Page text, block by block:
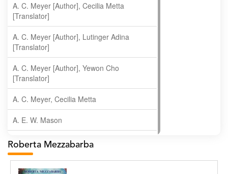
A. C. Meyer [Author], Cecilia Metta
[Translator]
A. C. Meyer [Author], Lutinger Adina
[Translator]
A. C. Meyer [Author], Yewon Cho
[Translator]
A. C. Meyer, Cecilia Metta
A. E. W. Mason
A. Gopala Krishna
A. Krishnamachari
Roberta Mezzabarba